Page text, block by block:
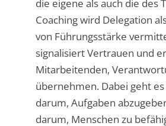
die eigene als auch die des
Coaching wird Delegation
von Führungsstärke
signalisiert Vertrauen und
Mitarbeitenden,
übernehmen. Dabei geht
darum, Aufgaben
darum, Menschen zu